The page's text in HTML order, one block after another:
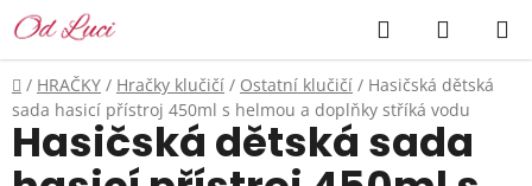
Přejít
na
obsah
Hledat
KOŠÍK
Domů
/ HRAČKY / Hračky klučičí / Ostatní klučičí / Hasičská dětská
sada hasicí přístroj 450ml s helmou a doplňky stříká vodu
Hasičská dětská sada